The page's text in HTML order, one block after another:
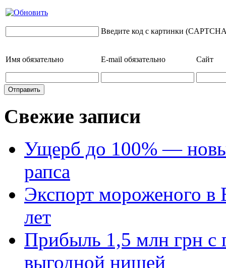
Введите код с картинки
Имя обязательно E-mail обязательно Сайт
Свежие записи
Ущерб до 100% —
рапса
Экспорт мороженого в
лет
Прибыль 1,5 млн грн с
выгодной нишей